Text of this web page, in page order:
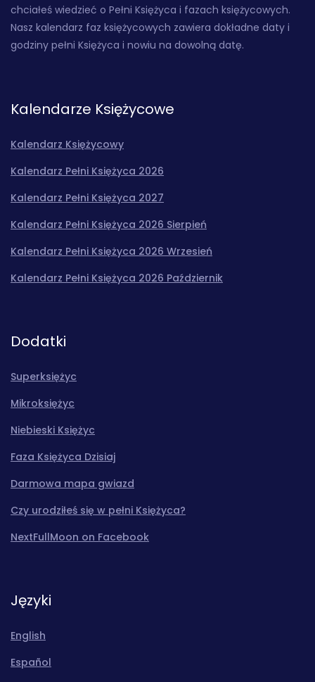
chciałeś wiedzieć o Pełni Księżyca i fazach księżycowych.
Nasz kalendarz faz księżycowych zawiera dokładne daty i
godziny pełni Księżyca i nowiu na dowolną datę.
Kalendarze Księżycowe
Kalendarz Księżycowy
Kalendarz Pełni Księżyca 2026
Kalendarz Pełni Księżyca 2027
Kalendarz Pełni Księżyca 2026 Sierpień
Kalendarz Pełni Księżyca 2026 Wrzesień
Kalendarz Pełni Księżyca 2026 Październik
Dodatki
Superksiężyc
Mikroksiężyc
Niebieski Księżyc
Faza Księżyca Dzisiaj
Darmowa mapa gwiazd
Czy urodziłeś się w pełni Księżyca?
NextFullMoon on Facebook
Języki
English
Español